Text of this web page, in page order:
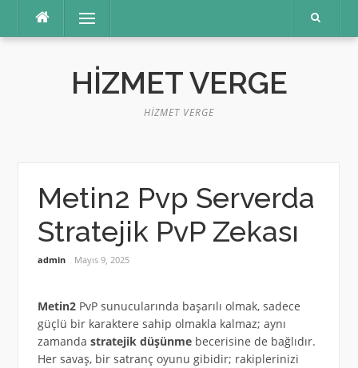
Menü
HIZMET VERGE
HIZMET VERGE
Metin2 Pvp Serverda
Stratejik PvP Zekası
admin Mayıs 9, 2025
Metin2PvP sunucularında başarılı olmak, sadece
güçlü bir karaktere sahip olmakla kalmaz; aynı
zamanda stratejik düşünmebecerisine de bağlıdır.
Her savaş, bir satranç oyunu gibidir; rakiplerinizi